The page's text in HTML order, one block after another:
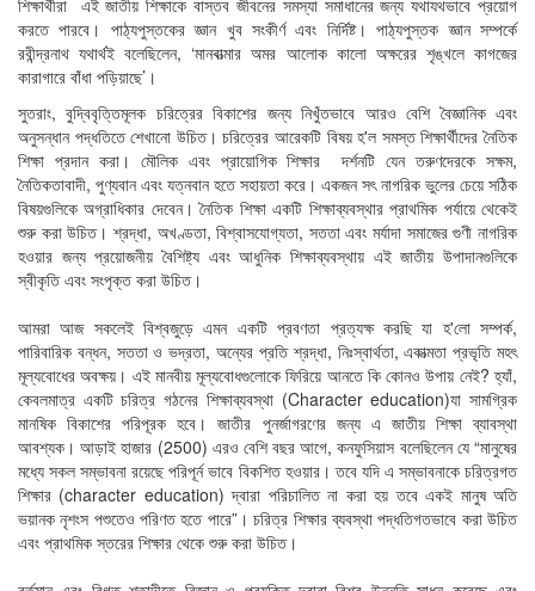
শিক্ষার্থীরা এই জাতীয় শিক্ষাকে বাস্তব জীবনের সমস্যা সমাধানের জন্য যথাযথভাবে প্রয়োগ
করতে পারবে। পাঠ্যপুস্তকের জ্ঞান খুব সংকীর্ণ এবং নির্দিষ্ট। পাঠ্যপুস্তক জ্ঞান সম্পর্কে
রবীন্দ্রনাথ যথার্থই বলেছিলেন, ‘মানবাত্মার অমর আলোক কালো অক্ষরের শৃঙ্খলে কাগজের
কারাগারে বাঁধা পড়িয়াছে’।
সুতরাং, বুদ্বিবৃত্তিমূলক চরিত্রের বিকাশের জন্য নিখুঁতভাবে আরও বেশি বৈজ্ঞানিক এবং
অনুসন্ধান পদ্ধতিতে শেখানো উচিত। চরিত্রের আরেকটি বিষয় হ'ল সমস্ত শিক্ষার্থীদের নৈতিক
শিক্ষা প্রদান করা। মৌলিক এবং প্রায়োগিক শিক্ষার দর্শনটি যেন তরুণদেরকে সক্ষম,
নৈতিকতাবাদী, পুণ্যবান এবং যত্নবান হতে সহায়তা করে। একজন সৎ নাগরিক ভুলের চেয়ে সঠিক
বিষয়গুলিকে অগ্রাধিকার দেবেন। নৈতিক শিক্ষা একটি শিক্ষাব্যবস্থার প্রাথমিক পর্যায়ে থেকেই
শুরু করা উচিত। শ্রদ্ধা, অখণ্ডতা, বিশ্বাসযোগ্যতা, সততা এবং মর্যাদা সমাজের গুণী নাগরিক
হওয়ার জন্য প্রয়োজনীয় বৈশিষ্ট্য এবং আধুনিক শিক্ষাব্যবস্থায় এই জাতীয় উপাদানগুলিকে
স্বীকৃতি এবং সংপৃক্ত করা উচিত।
আমরা আজ সকলেই বিশ্বজুড়ে এমন একটি প্রবণতা প্রত্যক্ষ করছি যা হ'লো সম্পর্ক,
পারিবারিক বন্ধন, সততা ও ভদ্রতা, অন্যের প্রতি শ্রদ্ধা, নিঃস্বার্থতা, একাত্মতা প্রভৃতি মহৎ
মূল্যবোধের অবক্ষয়। এই মানবীয় মূল্যবোধগুলোকে ফিরিয়ে আনতে কি কোনও উপায় নেই? হ্যাঁ,
কেবলমাত্র একটি চরিত্র গঠনের শিক্ষাব্যবস্থা (Character education)যা সামগ্রিক
মানষিক বিকাশের পরিপূরক হবে। জাতীর পুনর্জাগরণের জন্য এ জাতীয় শিক্ষা ব্যাবস্থা
আবশ্যক। আড়াই হাজার (2500) এরও বেশি বছর আগে, কনফুসিয়াস বলেছিলেন যে “মানুষের
মধ্যে সকল সম্ভাবনা রয়েছে পরিপূর্ন ভাবে বিকশিত হওয়ার। তবে যদি এ সম্ভাবনাকে চরিত্রগত
শিক্ষার (character education) দ্বারা পরিচালিত না করা হয় তবে একই মানুষ অতি
ভয়ানক নৃশংস পশুতেও পরিণত হতে পারে”। চরিত্র শিক্ষার ব্যবস্থা পদ্ধতিগতভাবে করা উচিত
এবং প্রাথমিক স্তরের শিক্ষার থেকে শুরু করা উচিত।